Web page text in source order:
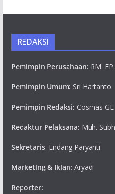
REDAKSI
Pemimpin Perusahaan: RM.
Pemimpin Umum: Sri Hartanto
Pemimpin Redaksi: Cosmas GL
Redaktur Pelaksana: Muh.
Sekretaris: Endang Paryanti
Marketing & Iklan: Aryadi
Reporter: